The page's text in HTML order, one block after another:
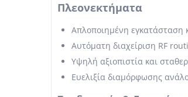
Πλεονεκτήματα
Απλοποιημένη εγκατάσταση
Αυτόματη διαχείριση RF
Υψηλή αξιοπιστία και
Ευελιξία διαμόρφωσης